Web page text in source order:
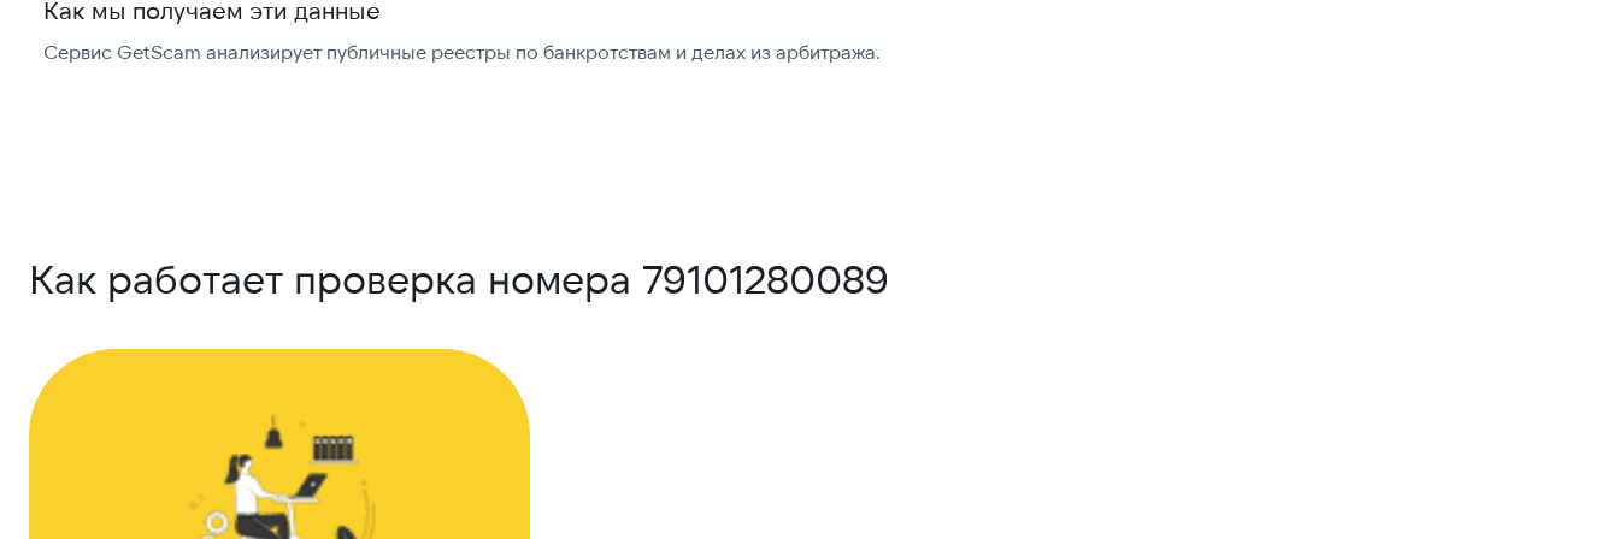
Как мы получаем эти данные
Сервис GetScam анализирует публичные реестры по банкротствам и делах из арбитража.
Как работает проверка номера 79101280089